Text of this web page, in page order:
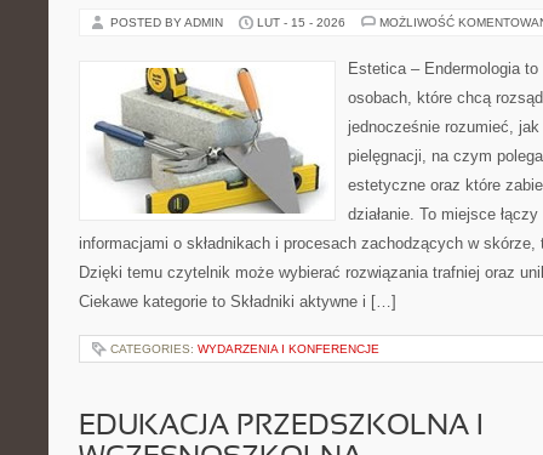
POSTED BY ADMIN LUT - 15 - 2026 MOŻLIWOŚĆ
Estetica – Endermologia
osobach, które chcą
jednocześnie rozumieć, jak
pielęgnacji, na czym
estetyczne oraz które
działanie. To miejsce
informacjami o składnikach i procesach zachodzących w
Dzięki temu czytelnik może wybierać rozwiązania trafniej oraz
Ciekawe kategorie to Składniki aktywne i […]
CATEGORIES: WYDARZENIA I KONFERENCJE
EDUKACJA PRZEDSZKOLNA I